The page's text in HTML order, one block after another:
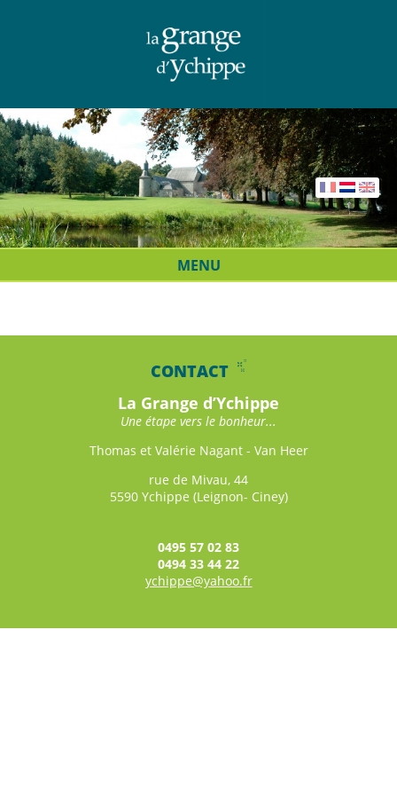
MENU
CONTACT
La Grange d’Ychippe
Une étape vers le bonheur...
Thomas et Valérie Nagant - Van Heer
rue de Mivau, 44
5590 Ychippe (Leignon- Ciney)
0495 57 02 83
0494 33 44 22
ychippe@yahoo.fr